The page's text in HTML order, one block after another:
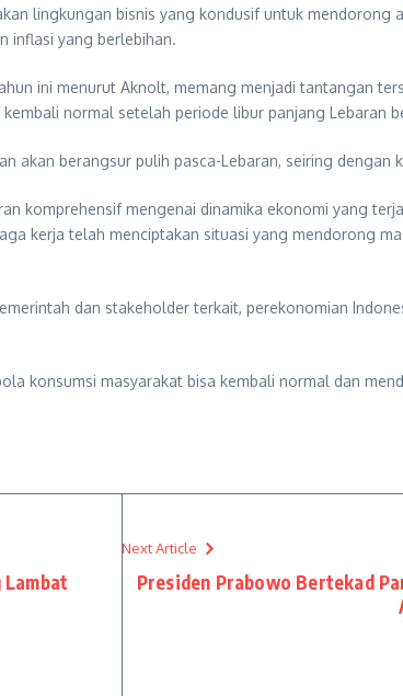
lingkungan bisnis yang kondusif untuk mendorong
inflasi yang berlebihan.
ini menurut Aknolt, memang menjadi tantangan
normal setelah periode libur panjang Lebaran
akan berangsur pulih pasca-Lebaran, seiring dengan
komprehensif mengenai dinamika ekonomi yang
kerja telah menciptakan situasi yang mendorong
dan stakeholder terkait, perekonomian
konsumsi masyarakat bisa kembali normal dan
Next Article
Presiden Prabowo Bertekad